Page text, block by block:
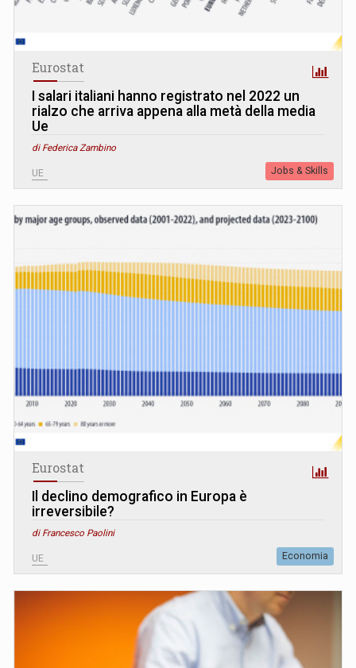
Eurostat
I salari italiani hanno registrato nel 2022 un
rialzo che arriva appena alla metà della media
Ue
di Federica Zambino
UE Jobs & Skills
Eurostat
Il declino demografico in Europa è
irreversibile?
di Francesco Paolini
UE Economia